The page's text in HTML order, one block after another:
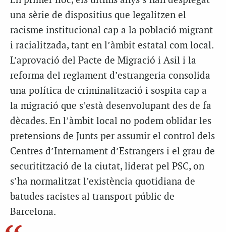
una sèrie de dispositius que legalitzen el
racisme institucional cap a la població migrant
i racialitzada, tant en l’àmbit estatal com local.
L’aprovació del Pacte de Migració i Asil i la
reforma del reglament d’estrangeria consolida
una política de criminalització i sospita cap a
la migració que s’està desenvolupant des de fa
dècades. En l’àmbit local no podem oblidar les
pretensions de Junts per assumir el control dels
Centres d’Internament d’Estrangers i el grau de
securitització de la ciutat, liderat pel PSC, on
s’ha normalitzat l’existència quotidiana de
batudes racistes al transport públic de
Barcelona.